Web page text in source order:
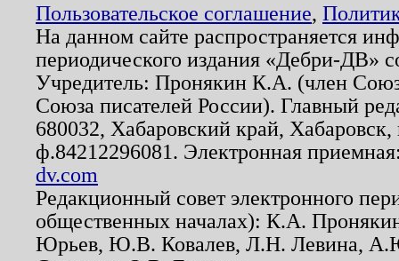
Пользовательское соглашение,
На данном сайте распространяется
периодического издания «Дебри-ДВ»
Учредитель: Пронякин К.А. (член
Союза писателей России). Главный
680032, Хабаровский край,
ф.84212296081. Электронная
dv.com
Редакционный совет электронного
общественных началах): К.А.
Юрьев, Ю.В. Ковалев, Л.Н. Левина,